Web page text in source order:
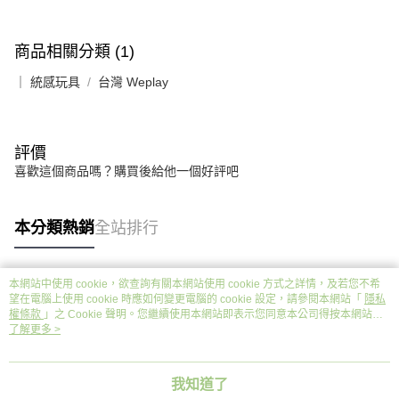
商品相關分類 (1)
｜ 統感玩具 台灣 Weplay
評價
喜歡這個商品嗎？購買後給他一個好評吧
本分類熱銷全站排行
熱門標籤
本網站中使用 cookie，欲查詢有關本網站使用 cookie 方式之詳情，及若您不希
望在電腦上使用 cookie 時應如何變更電腦的 cookie 設定，請參閱本網站「 隱私
權條款 」之 Cookie 聲明。您繼續使用本網站即表示您同意本公司得按本網站使
用條款之 Cookie 聲明使用 cookie。
了解更多 >
我知道了